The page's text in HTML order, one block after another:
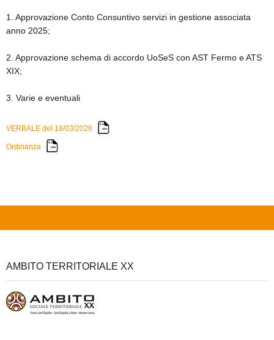
1. Approvazione Conto Consuntivo servizi in gestione associata
anno 2025;
2. Approvazione schema di accordo UoSeS con AST Fermo e ATS
XIX;
3. Varie e eventuali
VERBALE del 18/03/2026
Ordinanza
AMBITO TERRITORIALE XX